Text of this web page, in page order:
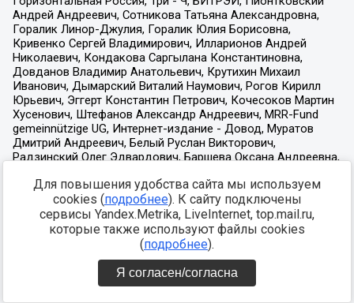
Для повышения удобства сайта мы используем
cookies (подробнее). К сайту подключены
сервисы Yandex.Metrika, LiveInternet, top.mail.ru,
которые также используют файлы cookies
(подробнее).
Я согласен/согласна